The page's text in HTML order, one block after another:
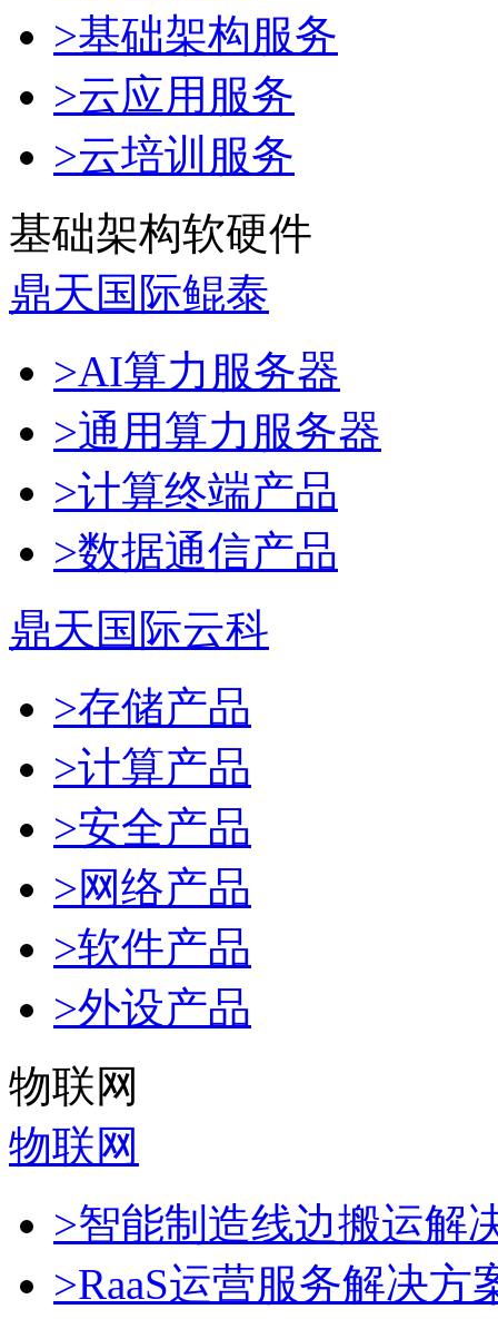
>基础架构服务
>云应用服务
>云培训服务
基础架构软硬件
鼎天国际鲲泰
>AI算力服务器
>通用算力服务器
>计算终端产品
>数据通信产品
鼎天国际云科
>存储产品
>计算产品
>安全产品
>网络产品
>软件产品
>外设产品
物联网
物联网
>智能制造线边搬运解
>RaaS运营服务解决方